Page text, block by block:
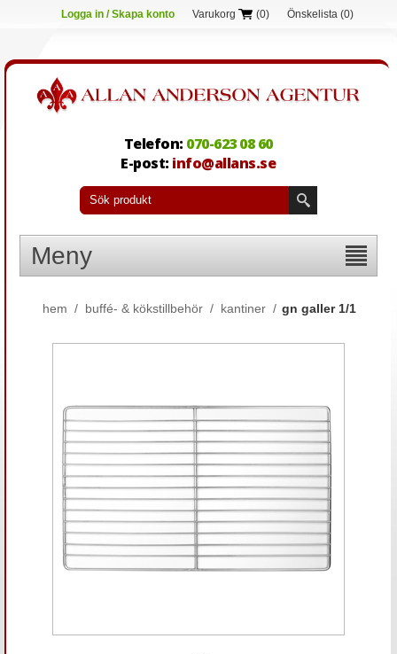
Logga in / Skapa konto Varukorg (0) Önskelista (0)
Telefon: 070-623 08 60
E-post: info@allans.se
Meny
hem / buffé- & kökstillbehör / kantiner / gn galler 1/1